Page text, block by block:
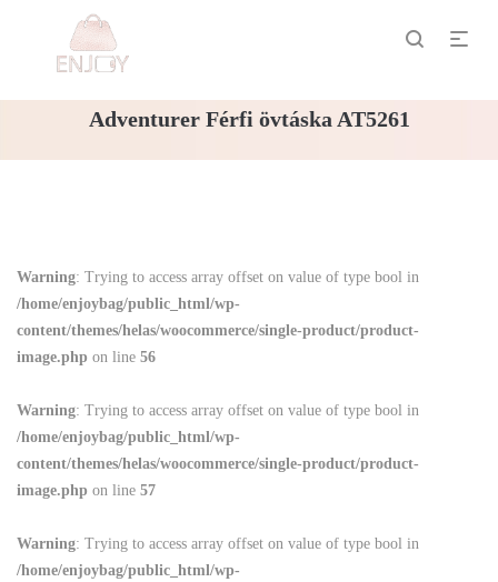
Adventurer Férfi övtáska AT5261
Warning: Trying to access array offset on value of type bool in
/home/enjoybag/public_html/wp-
content/themes/helas/woocommerce/single-product/product-
image.php on line 56
Warning: Trying to access array offset on value of type bool in
/home/enjoybag/public_html/wp-
content/themes/helas/woocommerce/single-product/product-
image.php on line 57
Warning: Trying to access array offset on value of type bool in
/home/enjoybag/public_html/wp-